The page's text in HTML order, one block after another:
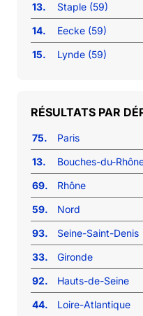
13.
Staple (59)
14.
Eecke (59)
15.
Lynde (59)
RÉSULTATS PAR
75.
Paris
13.
Bouches-du-
69.
Rhône
59.
Nord
93.
Seine-Saint-Denis
33.
Gironde
92.
Hauts-de-Seine
44.
Loire-Atlantique